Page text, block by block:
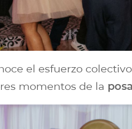
el esfuerzo
momentos de la